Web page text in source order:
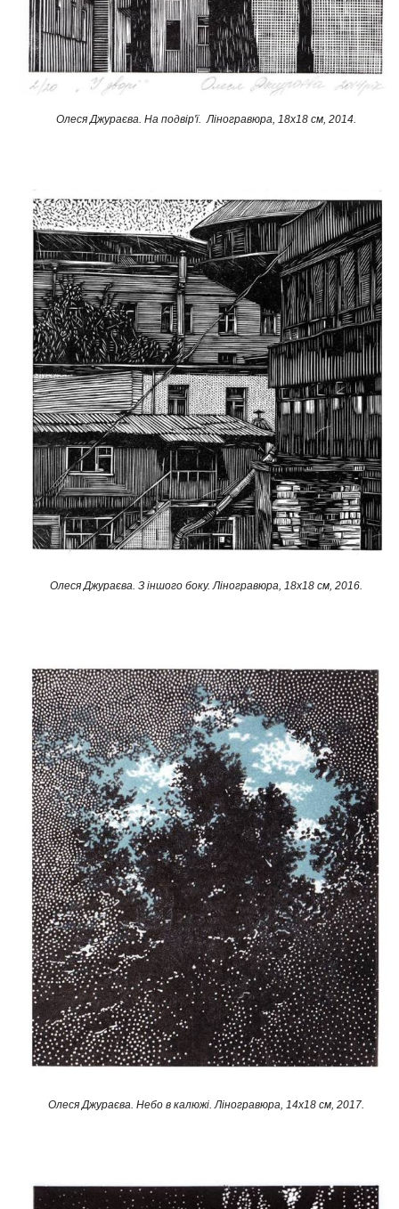
Олеся Джураєва. На подвір'ї. Ліногравюра, 18х18 см, 2014.​
Олеся Джураєва. З іншого боку. Ліногравюра, 18х18 см, 2016.​
Олеся Джураєва. Небо в калюжі. Ліногравюра, 14х18 см, 2017.​​